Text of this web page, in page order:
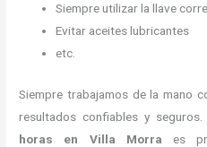
Siempre utilizar la llave
Evitar aceites lubricantes
etc.
Siempre trabajamos de la mano
resultados confiables y
horas en Villa Morra es